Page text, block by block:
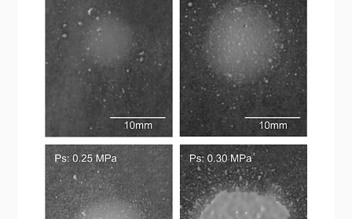
프로세스 개발
図３ ナノ微粒子スラリーのミストスプレー痕（スラリー供
給 圧力：Ps，ミスト噴射圧力：Pm = 0